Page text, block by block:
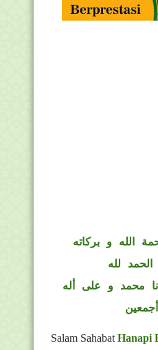
الله و بركاته
لله
محمد و على أله
Salam Sahabat Hanapi